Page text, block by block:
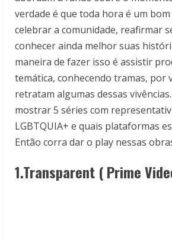
verdade é que toda hora é um
celebrar a comunidade, reafirmar
conhecer ainda melhor suas
maneira de fazer isso é assistir
temática, conhecendo tramas, por
retratam algumas dessas
mostrar 5 séries com
LGBTQUIA+ e quais plataformas
Então corra dar o play nessas
1.Transparent ( Prime